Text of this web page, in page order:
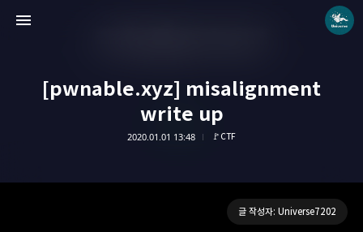
[pwnable.xyz] misalignment
write up
2020.01.01 13:48 🚩CTF
글 작성자: Universe7202
Universe blog
Universe7202